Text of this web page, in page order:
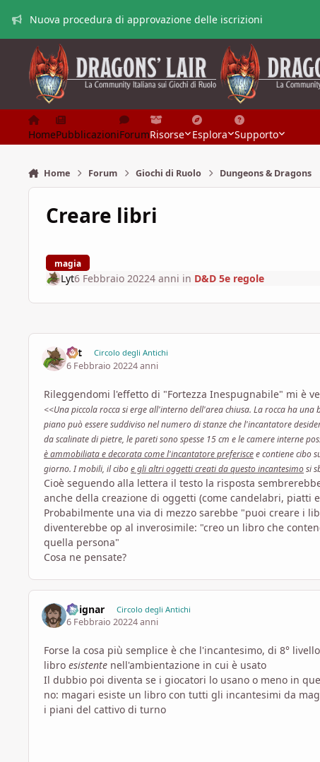
Nuova procedura di approvazione delle iscrizioni
HomePubblicazioniForumRisorse Esplora Supporto
Home Forum Giochi di Ruolo Dungeons & Dragons
Creare libri
magia
Lyt6 Febbraio 20224 anni in D&D 5e regole
Lyt Circolo degli Antichi
6 Febbraio 20224 anni
Rileggendomi l'effetto di "Fortezza Inespugnabile" mi è
<<Una piccola rocca si erge all'interno dell'area chiusa. La rocca ha
piano può essere suddiviso nel numero di stanze che l'incantatore
da scalinate di pietre, le pareti sono spesse 15 cm e le camere interne
è ammobiliata e decorata come l'incantatore preferiscee contiene cibo
giorno. I mobili, il ciboe gli altri oggetti creati da questo incantesimosi
Cioè seguendo alla lettera il testo la risposta
anche della creazione di oggetti (come candelabri, piatti
Probabilmente una via di mezzo sarebbe "puoi creare i
diventerebbe op al inverosimile: "creo un libro che
quella persona"
Cosa ne pensate?
Voignar Circolo degli Antichi
6 Febbraio 20224 anni
Forse la cosa più semplice è che l'incantesimo, di 8°
libro esistente nell'ambientazione in cui è usato
Il dubbio poi diventa se i giocatori lo usano o meno in
no: magari esiste un libro con tutti gli incantesimi da
i piani del cattivo di turno